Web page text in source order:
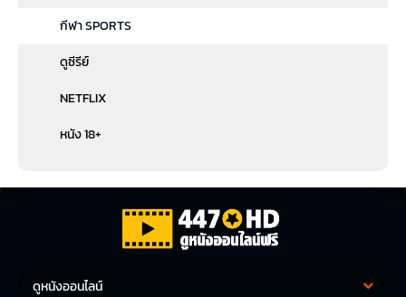
กีฬา SPORTS
ดูซีรีย์
NETFLIX
หนัง 18+
ดูหนังออนไลน์